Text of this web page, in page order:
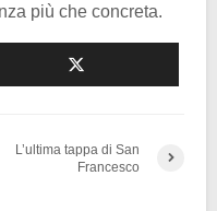
più che concreta.
L’ultima tappa di San
Francesco